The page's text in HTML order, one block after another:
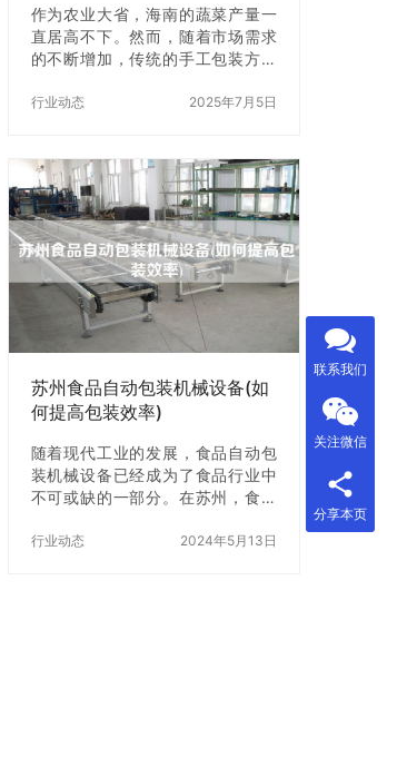
作为农业大省，海南的蔬菜产量一
直居高不下。然而，随着市场需求
的不断增加，传统的手工包装方式
越来越多的蔬菜种植户开始选择使
场上的定量蔬菜包装机种类繁多，
价格也相差甚远。如何选择一台性
价比高的定量蔬菜包装机，成为了
众多种植户的难题。本文将为大家
介绍如何选择合适的海南定量蔬菜
包装机。 一、了解自己的需求 在选
择海南定量蔬菜包装机之前，首先
需要了解自己的需求。不同的种植
户对于包装机的需求也有所不同。
行业动态 2025年7月5日
苏州食品自动包装机械设备(如
何提高包装效率)
随着现代工业的发展，食品自动包
装机械设备已经成为了食品行业中
不可或缺的一部分。在苏州，食品
成了一定的规模，许多企业都在不
行业动态 2024年5月13日
联系我们
关注微信
分享本页